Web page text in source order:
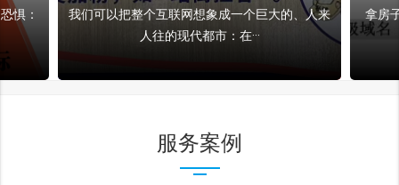
惧：
我们可以把整个互联网想象成一个巨大的、人来
人往的现代都市：在···
拿房
服务案例